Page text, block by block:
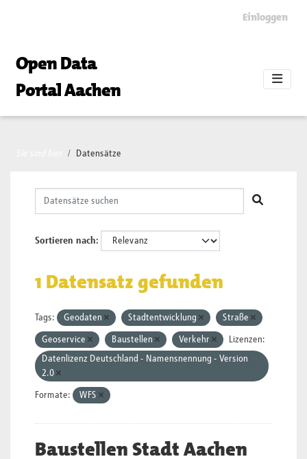
Einloggen
Open Data
Portal Aachen
Datensätze
Sortieren nach
1 Datensatz gefunden
Tags: Geodaten Stadtentwicklung Straße
Geoservice Baustellen Verkehr
Lizenzen:
Datenlizenz Deutschland - Namensnennung - Version
2.0
Formate: WFS
Baustellen Stadt Aachen